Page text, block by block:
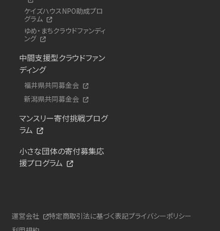
ケイズハウスNPO助成プロ
グラム
ゆめ・まちクラウドファンディ
ング
中間支援型クラウドファン
ディング
福井県共同募金会
新潟県共同募金会
マンスリー寄付挑戦プログ
ラム
小さな団体の寄付募集応
援プログラム
運営会社 特定商取引法に基づく表記プライバシーポリシー